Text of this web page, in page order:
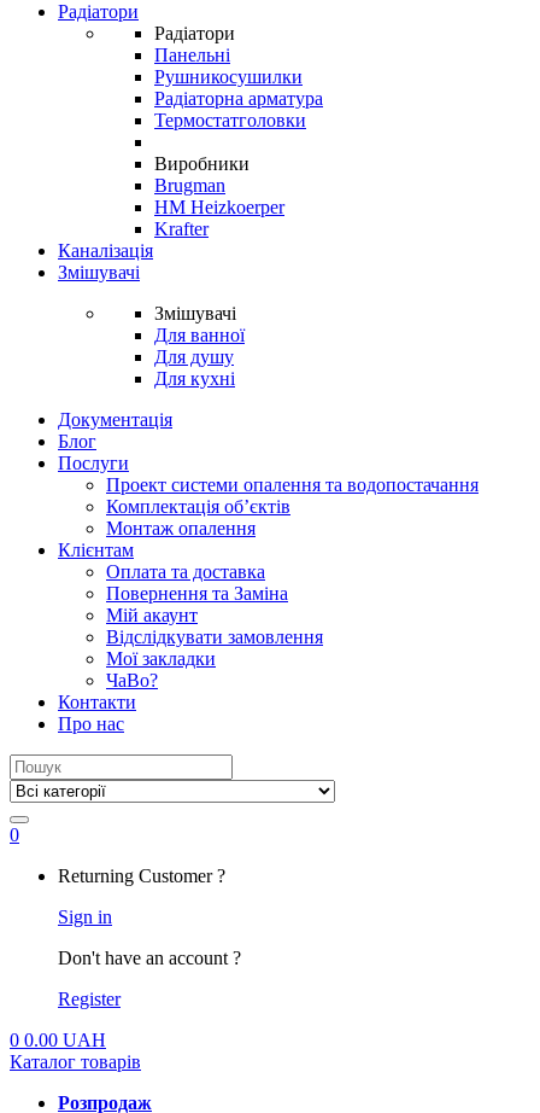
Радіатори
Радіатори
Панельні
Рушникосушилки
Радіаторна арматура
Термостатголовки
Виробники
Brugman
HM Heizkoerper
Krafter
Каналізація
Змішувачі
Змішувачі
Для ванної
Для душу
Для кухні
Документація
Блог
Послуги
Проект системи опалення та водопостачання
Комплектація об’єктів
Монтаж опалення
Клієнтам
Оплата та доставка
Повернення та Заміна
Мій акаунт
Відслідкувати замовлення
Мої закладки
ЧаВо?
Контакти
Про нас
Search
for:
0
Returning Customer ?
Sign in
Don't have an account ?
Register
0 0.00 UAH
Каталог товарів
Розпродаж